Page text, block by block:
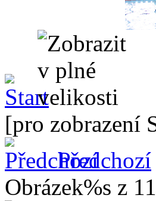
[pro zobrazení
Předchozí
Obrázek%s z